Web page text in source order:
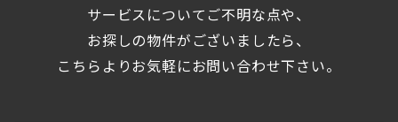
サービスについてご不明な点や、
お探しの物件がございましたら、
こちらよりお気軽にお問い合わせ下さい。